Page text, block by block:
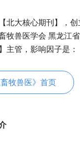
北大核心期刊】，创
牧兽医学会 黑龙江
主管，影响因子是：
牧兽医》首页